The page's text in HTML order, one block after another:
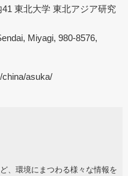
東北大学 東北アジア研究
Miyagi, 980-8576,
china/asuka/
、環境にまつわる様々な情報を